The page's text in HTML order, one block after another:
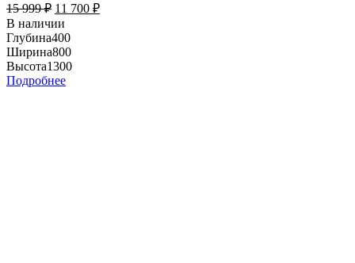
15 999₽ 11 700 ₽
В наличии
Глубина400
Ширина800
Высота1300
Подробнее